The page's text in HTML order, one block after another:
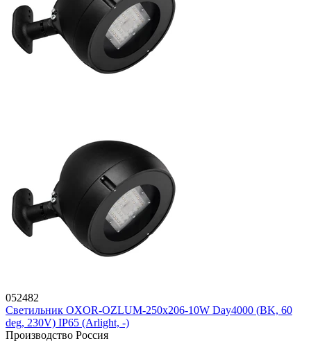
052482
Светильник OXOR-OZLUM-250x206-10W Day4000 (BK, 60
deg, 230V) IP65 (Arlight, -)
Производство Россия